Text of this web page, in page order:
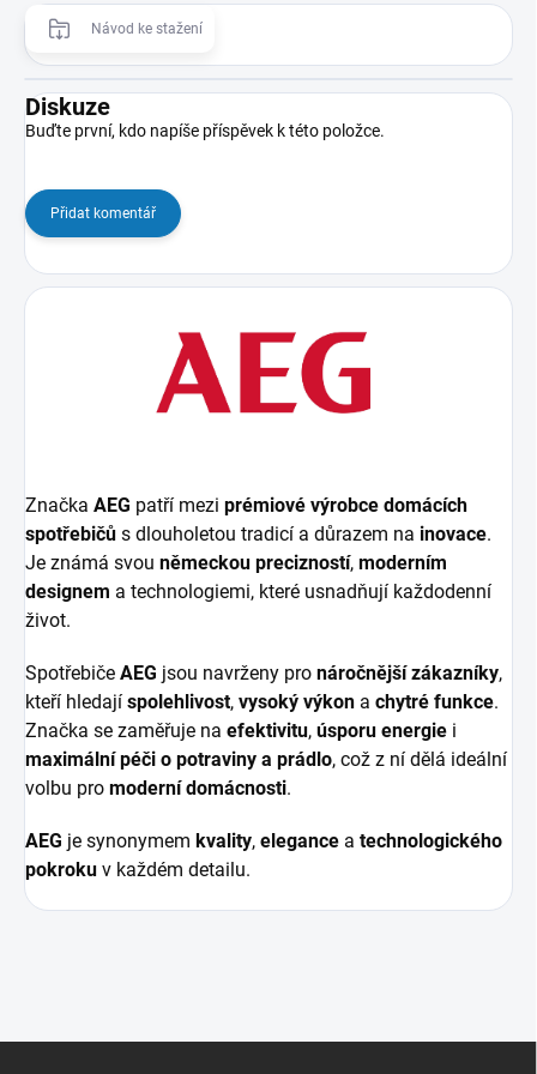
Návod ke stažení
Diskuze
Buďte první, kdo napíše příspěvek k této položce.
Přidat komentář
Značka AEG patří mezi prémiové výrobce domácích
spotřebičů s dlouholetou tradicí a důrazem na inovace.
Je známá svou německou precizností, moderním
designem a technologiemi, které usnadňují každodenní
život.
Spotřebiče AEG jsou navrženy pro náročnější zákazníky,
kteří hledají spolehlivost, vysoký výkon a chytré funkce.
Značka se zaměřuje na efektivitu, úsporu energie i
maximální péči o potraviny a prádlo, což z ní dělá ideální
volbu pro moderní domácnosti.
AEG je synonymem kvality, elegance a technologického
pokroku v každém detailu.